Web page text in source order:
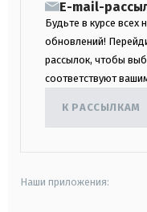
E-mail-
Будьте в курсе всех
обновлений!
рассылок, чтобы
соответствуют
К РАССЫЛКАМ
Наши приложения: